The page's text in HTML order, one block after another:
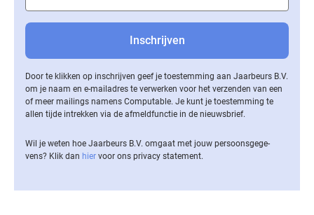
Door te klikken op inschrijven geef je toestemming aan Jaarbeurs B.V.
om je naam en e-mailadres te verwerken voor het verzenden van een
of meer mailings namens Computable. Je kunt je toestemming te
allen tijde intrekken via de af­meld­func­tie in de nieuwsbrief.
Wil je weten hoe Jaarbeurs B.V. omgaat met jouw per­soons­ge­ge­
vens? Klik dan hier voor ons privacy statement.